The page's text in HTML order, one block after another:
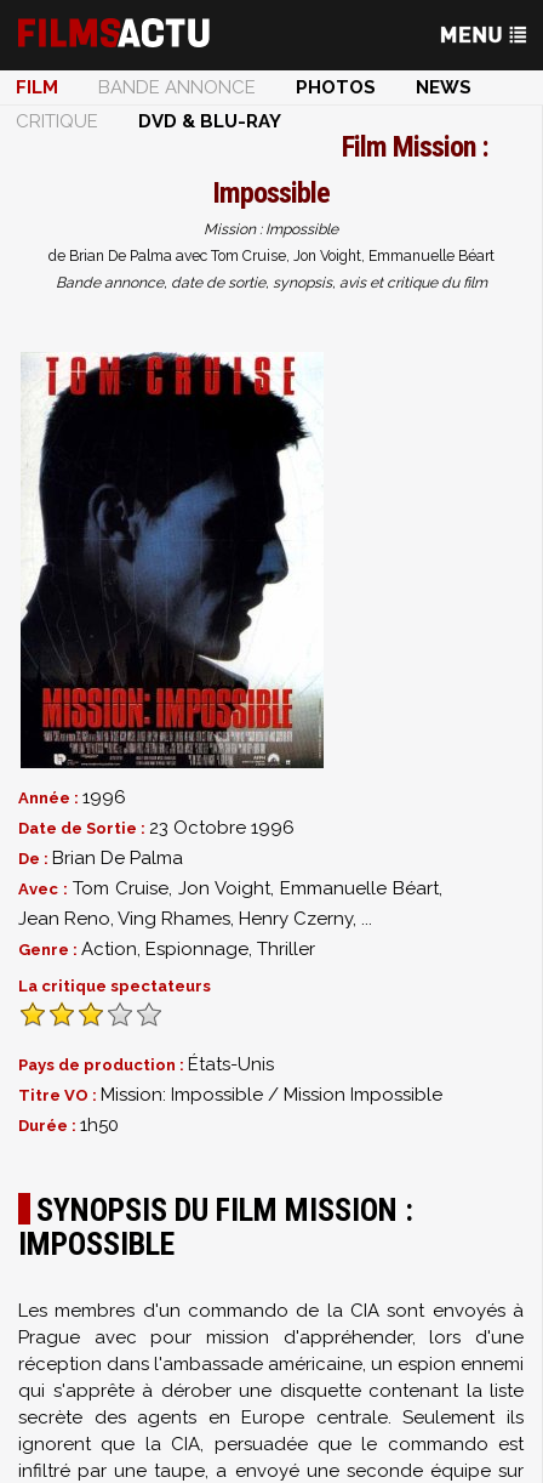
FILM BANDE ANNONCE PHOTOS
NEWS
CRITIQUE
DVD & BLU-RAY
Film Mission :
Impossible
Mission : Impossible
de Brian De Palma avec Tom Cruise, Jon Voight, Emmanuelle Béart
Bande annonce, date de sortie, synopsis, avis et critique du film
Année : 1996
Date de Sortie : 23 Octobre 1996
De : Brian De Palma
Avec : Tom Cruise, Jon Voight, Emmanuelle Béart,
Jean Reno, Ving Rhames, Henry Czerny, ...
Genre : Action, Espionnage, Thriller
La critique spectateurs
Pays de production : États-Unis
Titre VO : Mission: Impossible / Mission Impossible
Durée : 1h50
SYNOPSIS DU FILM MISSION :
IMPOSSIBLE
Les membres d'un commando de la CIA sont envoyés à
Prague avec pour mission d'appréhender, lors d'une
réception dans l'ambassade américaine, un espion ennemi
qui s'apprête à dérober une disquette contenant la liste
secrète des agents en Europe centrale. Seulement ils
ignorent que la CIA, persuadée que le commando est
infiltré par une taupe, a envoyé une seconde équipe sur